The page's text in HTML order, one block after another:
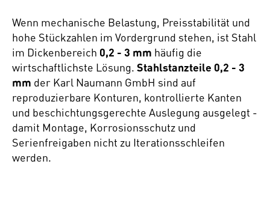
Wenn mechanische Belastung, Preisstabilität und
hohe Stückzahlen im Vordergrund stehen, ist Stahl
im Dickenbereich 0,2 - 3 mm häufig die
wirtschaftlichste Lösung. Stahlstanzteile 0,2 - 3
mm der Karl Naumann GmbH sind auf
reproduzierbare Konturen, kontrollierte Kanten
und beschichtungsgerechte Auslegung ausgelegt -
damit Montage, Korrosionsschutz und
Serienfreigaben nicht zu Iterationsschleifen
werden.